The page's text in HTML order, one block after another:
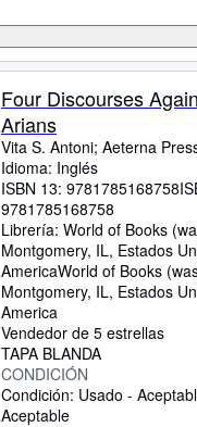
Four Discourses
Arians
Vita S. Antoni; Aeterna
Idioma: Inglés
ISBN 13: 9781785168758
9781785168758
Librería: World of Books
Montgomery, IL, Estados
AmericaWorld of Books
Montgomery, IL, Estados
America
Vendedor de 5 estrellas
TAPA BLANDA
CONDICIÓN
Condición: Usado -
Aceptable